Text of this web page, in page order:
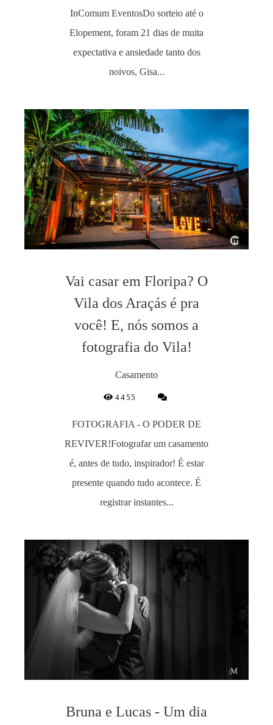
InComum EventosDo sorteio até o
Elopement, foram 21 dias de muita
expectativa e ansiedade tanto dos
noivos, Gisa...
Vai casar em Floripa? O
Vila dos Araçás é pra
você! E, nós somos a
fotografia do Vila!
Casamento
4455
FOTOGRAFIA - O PODER DE
REVIVER!Fotografar um casamento
é, antes de tudo, inspirador! É estar
presente quando tudo acontece. É
registrar instantes...
Bruna e Lucas - Um dia